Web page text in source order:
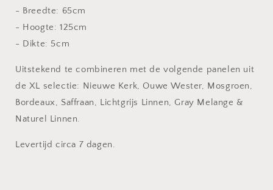
- Breedte: 65cm
- Hoogte: 125cm
- Dikte: 5cm
Uitstekend te combineren met de volgende panelen uit
de XL selectie: Nieuwe Kerk, Ouwe Wester, Mosgroen,
Bordeaux, Saffraan, Lichtgrijs Linnen, Gray Melange &
Naturel Linnen.
Levertijd circa 7 dagen.